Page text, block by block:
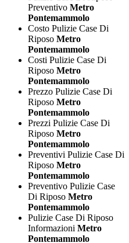
Preventivo Metro
Pontemammolo
Costo Pulizie Case Di
Riposo Metro
Pontemammolo
Costi Pulizie Case Di
Riposo Metro
Pontemammolo
Prezzo Pulizie Case Di
Riposo Metro
Pontemammolo
Prezzi Pulizie Case Di
Riposo Metro
Pontemammolo
Preventivi Pulizie Case Di
Riposo Metro
Pontemammolo
Preventivo Pulizie Case
Di Riposo Metro
Pontemammolo
Pulizie Case Di Riposo
Informazioni Metro
Pontemammolo